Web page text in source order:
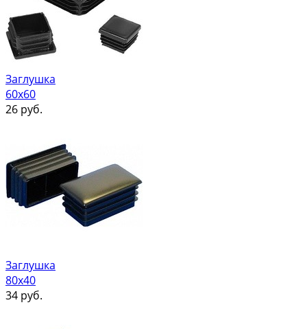
Заглушка
60х60
26 руб.
Заглушка
80х40
34 руб.